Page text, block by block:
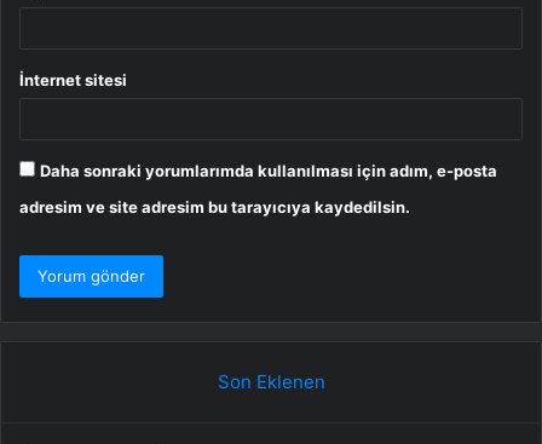
İnternet sitesi
Daha sonraki yorumlarımda kullanılması için adım, e-posta
adresim ve site adresim bu tarayıcıya kaydedilsin.
Son Eklenen